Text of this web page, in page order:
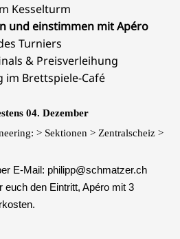
Kesselturm
einstimmen mit Apéro
Turniers
& Preisverleihung
im Brettspiele-Café
04. Dezember
> Sektionen > Zentralscheiz >
E-Mail: philipp@schmatzer.ch
euch den Eintritt, Apéro mit 3